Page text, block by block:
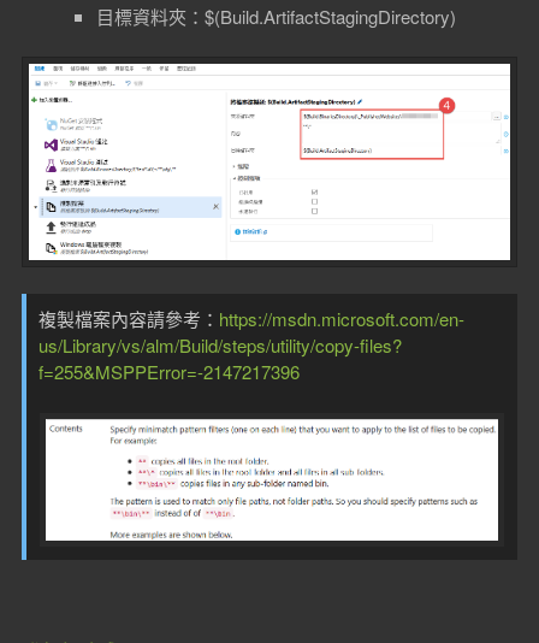
目標資料夾：$(Build.ArtifactStagingDirectory)
複製檔案內容請參考： https://msdn.microsoft.com/en-
us/Library/vs/alm/Build/steps/utility/copy-files?
f=255&MSPPError=-2147217396